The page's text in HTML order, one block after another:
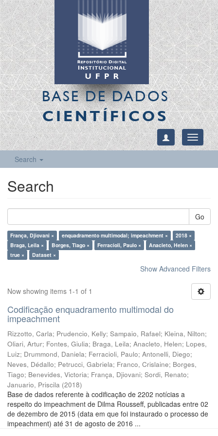
BASE DE DADOS
CIENTÍFICOS
Toggle
Search
Search
Go
França, Djiovani × enquadramento multimodal; impeachment ×
2018 ×
Braga, Leila ×
Borges, Tiago × Ferracioli, Paulo ×
Anacleto, Helen ×
true ×
Dataset ×
Show Advanced Filters
Now showing items 1-1 of 1
Codificação enquadramento multimodal do
impeachment
Rizzotto, Carla; Prudencio, Kelly; Sampaio, Rafael; Kleina, Nilton;
Oliari, Artur; Fontes, Giulia; Braga, Leila; Anacleto, Helen; Lopes,
Luiz; Drummond, Daniela; Ferracioli, Paulo; Antonelli, Diego;
Neves, Dédallo; Petrucci, Gabriela; Franco, Crislaine; Borges,
Tiago; Benevides, Victoria; França, Djiovani; Sordi, Renato;
Januario, Priscila (2018)
Base de dados referente à codificação de 2202 notícias a
respeito do impeachment de Dilma Rousseff, publicadas entre 02
de dezembro de 2015 (data em que foi instaurado o processo de
impeachment) até 31 de agosto de 2016 ...